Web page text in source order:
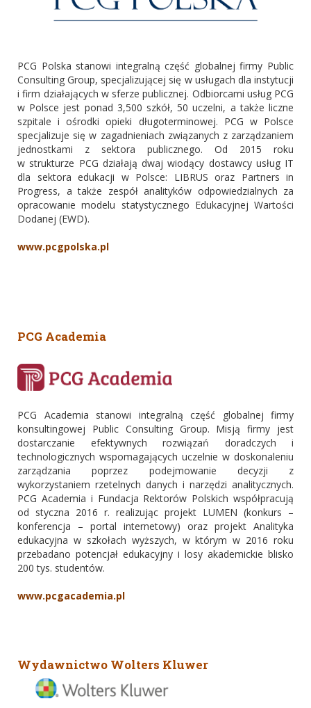
PCG Polska stanowi integralną część globalnej firmy Public
Consulting Group, specjalizującej się w usługach dla instytucji
i firm działających w sferze publicznej. Odbiorcami usług PCG
w Polsce jest ponad 3,500 szkół, 50 uczelni, a także liczne
szpitale i ośrodki opieki długoterminowej. PCG w Polsce
specjalizuje się w zagadnieniach związanych z zarządzaniem
jednostkami z sektora publicznego. Od 2015 roku
w strukturze PCG działają dwaj wiodący dostawcy usług IT
dla sektora edukacji w Polsce: LIBRUS oraz Partners in
Progress, a także zespół analityków odpowiedzialnych za
opracowanie modelu statystycznego Edukacyjnej Wartości
Dodanej (EWD).
www.pcgpolska.pl
PCG Academia
PCG Academia stanowi integralną część globalnej firmy
konsultingowej Public Consulting Group. Misją firmy jest
dostarczanie efektywnych rozwiązań doradczych i
technologicznych wspomagających uczelnie w doskonaleniu
zarządzania poprzez podejmowanie decyzji z
wykorzystaniem rzetelnych danych i narzędzi analitycznych.
PCG Academia i Fundacja Rektorów Polskich współpracują
od styczna 2016 r. realizując projekt LUMEN (konkurs –
konferencja – portal internetowy) oraz projekt Analityka
edukacyjna w szkołach wyższych, w którym w 2016 roku
przebadano potencjał edukacyjny i losy akademickie blisko
200 tys. studentów.
www.pcgacademia.pl
Wydawnictwo Wolters Kluwer